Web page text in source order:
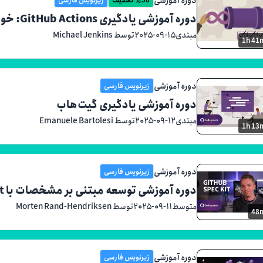
1h
دوره آموزشی یادگیری GitHub Actions: خودکارسازی رویدادمحور برای کدبیس شما
مبتدی۲۰۲۵-۰۹-۱۵توسط Michael Jenkins
1h
دوره آموزشی زیرنویس فارسی
دوره آموزشی یادگیری گیت‌هاب
مبتدی۲۰۲۵-۰۹-۱۲توسط Emanuele Bartolesi
دوره آموزشی زیرنویس فارسی
دوره آموزشی توسعه مبتنی بر مشخصات با GitHub Spec Kit
متوسط۲۰۲۵-۰۹-۱۱توسط Morten Rand-Hendriksen
دوره آموزشی زیرنویس فارسی